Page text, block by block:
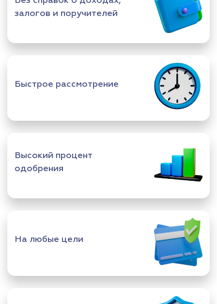
залогов и поручителей
Быстрое рассмотрение
Высокий процент
одобрения
На любые цели